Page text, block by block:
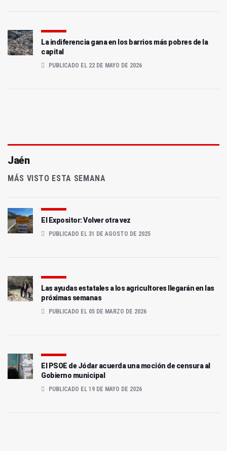
La indiferencia gana en los barrios más pobres de la
capital
PUBLICADO EL 22 DE MAYO DE 2026
Jaén
MÁS VISTO ESTA SEMANA
El Expositor: Volver otra vez
PUBLICADO EL 31 DE AGOSTO DE 2025
Las ayudas estatales a los agricultores llegarán en las
próximas semanas
PUBLICADO EL 05 DE MARZO DE 2026
El PSOE de Jódar acuerda una moción de censura al
Gobierno municipal
PUBLICADO EL 19 DE MAYO DE 2026